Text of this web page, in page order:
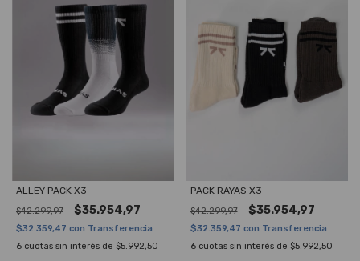
ALLEY PACK X3
$42.299,97 $35.954,97
$32.359,47 con Transferencia
6 cuotas sin interés de $5.992,50
PACK RAYAS X3
$42.299,97 $35.954,97
$32.359,47 con Transferencia
6 cuotas sin interés de $5.992,50